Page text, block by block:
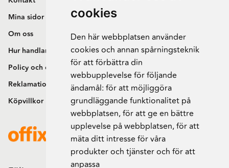
cookies
Den här webbplatsen använder
cookies och annan spårningsteknik
för att förbättra din
webbupplevelse för följande
ändamål: för att möjliggöra
grundläggande funktionalitet på
webbplatsen,för att ge en bättre
upplevelse på webbplatsen,för att
mäta ditt intresse för våra
produkter och tjänster och för att
anpassa
Mina sidor
Om oss
Hur handlar jag?
Policy och cookies
Reklamation och retur
Köpvillkor